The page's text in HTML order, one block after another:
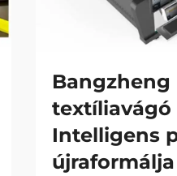
Bangzheng
textíliavágó
Intelligens